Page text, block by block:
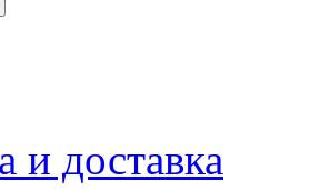
и доставка